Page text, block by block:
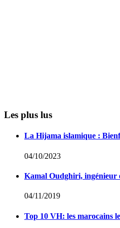
Les plus lus
La Hijama islamique :
04/10/2023
Kamal Oudghiri, ingénieur
04/11/2019
Top 10 VH: les marocains